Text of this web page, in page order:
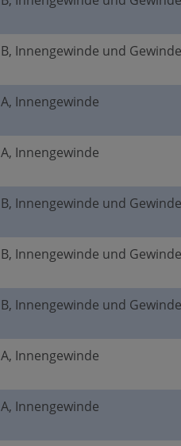
B, Innengewinde und
A, Innengewinde
A, Innengewinde
B, Innengewinde und
B, Innengewinde und
B, Innengewinde und
A, Innengewinde
A, Innengewinde